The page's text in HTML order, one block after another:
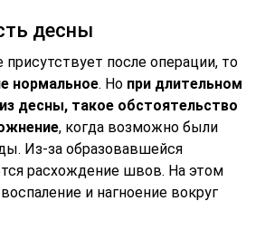
десны
присутствует после операции, то
нормальное. Но при длительном
десны, такое обстоятельство
, когда возможно были
Из-за образовавшейся
расхождение швов. На этом
и нагноение вокруг